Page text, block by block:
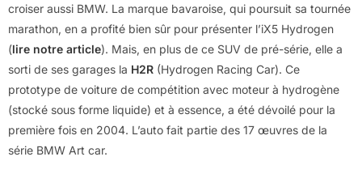
croiser aussi BMW. La marque bavaroise, qui poursuit sa tournée
marathon, en a profité bien sûr pour présenter l’iX5 Hydrogen
(lire notre article). Mais, en plus de ce SUV de pré-série, elle a
sorti de ses garages la H2R (Hydrogen Racing Car). Ce
prototype de voiture de compétition avec moteur à hydrogène
(stocké sous forme liquide) et à essence, a été dévoilé pour la
première fois en 2004. L’auto fait partie des 17 œuvres de la
série BMW Art car.